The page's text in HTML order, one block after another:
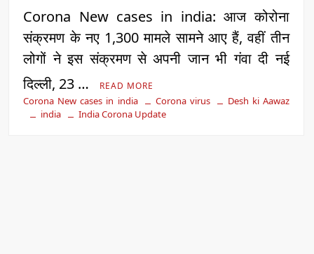
Corona New cases in india: आज कोरोना
संक्रमण के नए 1,300 मामले सामने आए हैं, वहीं तीन
लोगों ने इस संक्रमण से अपनी जान भी गंवा दी नई
दिल्ली, 23 …
READ MORE
Corona New cases in india Corona virus
Desh ki Aawaz
india
India Corona Update